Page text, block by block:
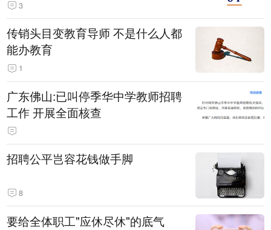
3
传销头目变教育导师 不是什么人都
能办教育
1
广东佛山:已叫停季华中学教师招聘
工作 开展全面核查
招聘公平岂容花钱做手脚
8
要给全体职工"应休尽休"的底气